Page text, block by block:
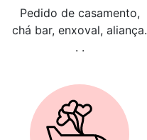
Pedido de casamento,
chá bar, enxoval, aliança.
. .